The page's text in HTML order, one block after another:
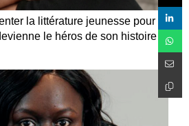
la littérature jeunesse pour
le héros de son histoire